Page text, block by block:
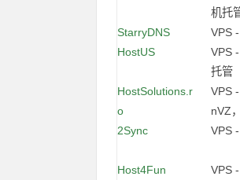
机托
StarryDNS VPS
HostUS
VPS
托管
HostSolutions.r
o
VPS
nVZ
2Sync VPS
Host4Fun
VPS